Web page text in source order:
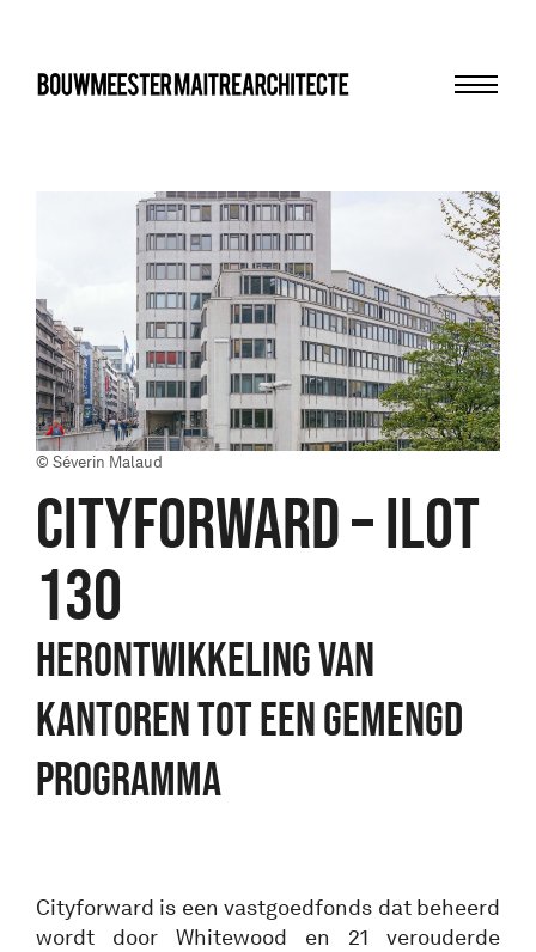
bma
© Séverin Malaud
CITYFORWARD – ILOT
130
Herontwikkeling van
kantoren tot een gemengd
programma
Cityforward is een vastgoedfonds dat beheerd
wordt door Whitewood en 21 verouderde